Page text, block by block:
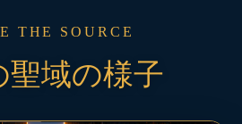
THE SOURCE
聖域の様子